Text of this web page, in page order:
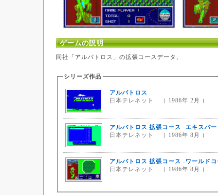
ゲームの説明
同社「アルバトロス」の拡張コースデータ。
シリーズ作品
アルバトロス
日本テレネット （ 1986年 2月 ）
アルバトロス 拡張コース -エキスパ
日本テレネット （ 1986年 8月 ）
アルバトロス 拡張コース -ワールド
日本テレネット （ 1986年 8月 ）